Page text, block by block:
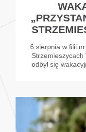
6 sierpnia w filii
odbył się